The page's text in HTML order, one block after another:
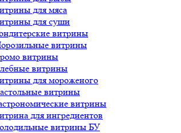
для мяса
для суши
витрины
витрины
витрины
витрины
для мороженого
витрины
витрины
для ингредиентов
витрины БУ